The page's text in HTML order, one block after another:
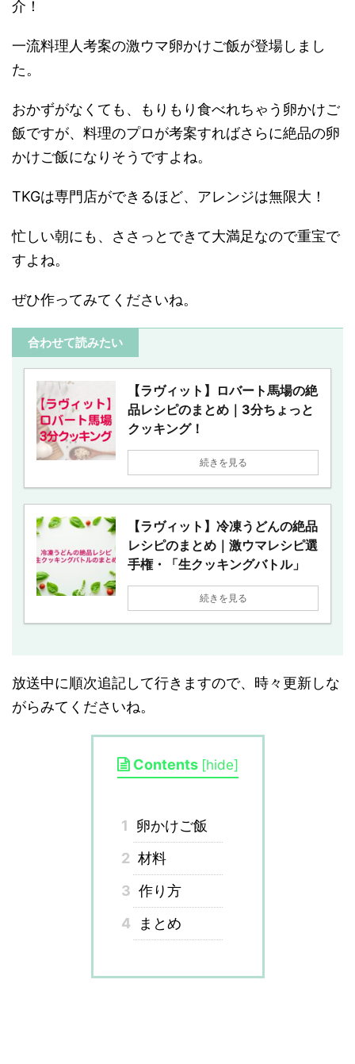
介！
一流料理人考案の激ウマ卵かけご飯が登場しまし
た。
おかずがなくても、もりもり食べれちゃう卵かけご
飯ですが、料理のプロが考案すればさらに絶品の卵
かけご飯になりそうですよね。
TKGは専門店ができるほど、アレンジは無限大！
忙しい朝にも、ささっとできて大満足なので重宝で
すよね。
ぜひ作ってみてくださいね。
合わせて読みたい
【ラヴィット】ロバート馬場の絶
品レシピのまとめ｜3分ちょっと
クッキング！
続きを見る
【ラヴィット】冷凍うどんの絶品
レシピのまとめ｜激ウマレシピ選
手権・「生クッキングバトル」
続きを見る
放送中に順次追記して行きますので、時々更新しな
がらみてくださいね。
Contents [hide]
1
卵かけご飯
2 材料
3 作り方
4
まとめ